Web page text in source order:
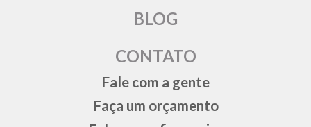
BLOG
CONTATO
Fale com a gente
Faça um orçamento